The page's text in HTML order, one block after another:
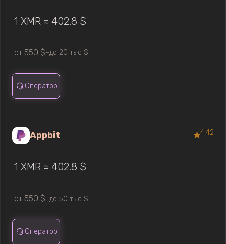
1 XMR ≈ 402.8 $
от 550 $—до 20 тыс $
Оператор
Appbit 4.42
1 XMR ≈ 402.8 $
от 550 $—до 50 тыс $
Оператор